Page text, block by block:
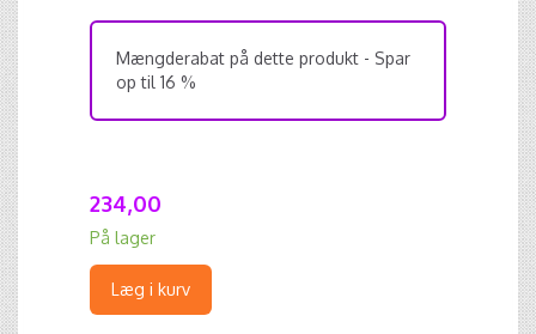
Mængderabat på dette produkt - Spar
op til 16 %
234,00
På lager
Læg i kurv